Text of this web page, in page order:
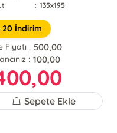
: 135x195
20 İndirim
Fiyatı : 500,00
: 100,00
Sepete Ekle